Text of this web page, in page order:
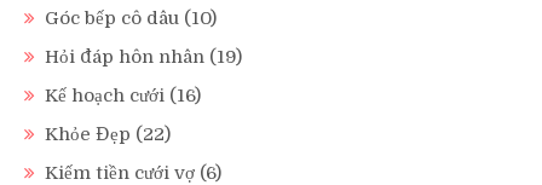
Góc bếp cô dâu (10)
Hỏi đáp hôn nhân (19)
Kế hoạch cưới (16)
Khỏe Đẹp (22)
Kiếm tiền cưới vợ (6)